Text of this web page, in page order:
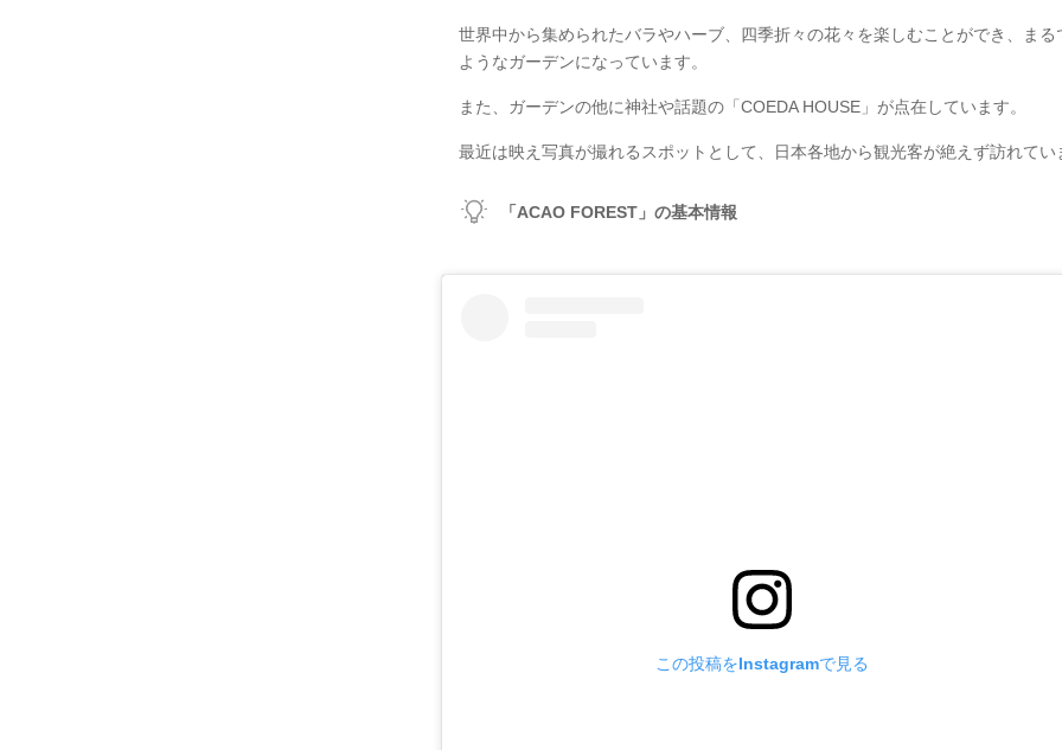
世界中から集められたバラやハーブ、四季折々の花々を楽しむことができ、まる
ようなガーデンになっています。
また、ガーデンの他に神社や話題の「COEDA HOUSE」が点在しています。
最近は映え写真が撮れるスポットとして、日本各地から観光客が絶えず訪れてい
「ACAO FOREST」の基本情報
この投稿をInstagramで見る